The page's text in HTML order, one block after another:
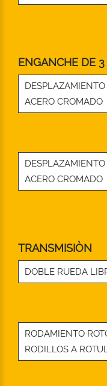
ENGANCHE DE
ACERO CROMADO
ACERO CROMADO
TRANSMISIÒN
DOBLE RUEDA
RODAMIENTO
RODILLOS A